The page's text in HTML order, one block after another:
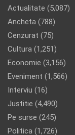
Actualitate (5,087)
Ancheta (788)
Cenzurat (75)
Cultura (1,251)
Economie (3,156)
Eveniment (1,566)
Interviu (16)
Justitie (4,490)
Pe surse (245)
Politica (1,726)